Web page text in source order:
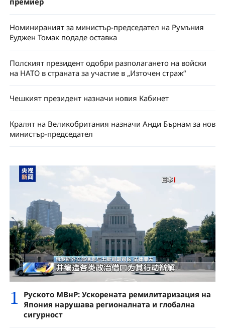
Номинираният за министър-председател на Румъния
Еуджен Томак подаде оставка
Полският президент одобри разполагането на войски
на НАТО в страната за участие в „Източен страж“
Чешкият президент назначи новия Кабинет
Кралят на Великобритания назначи Анди Бърнам за нов
министър-председател
1
Руското МВнР: Ускорената ремилитаризация на
Япония нарушава регионалната и глобална
сигурност